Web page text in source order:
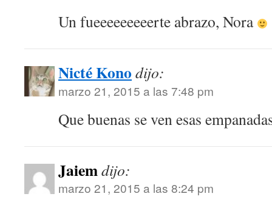
Un fueeeeeeeeerte abrazo, Nora
Nicté Kono dijo:
marzo 21, 2015 a las 7:48 pm
Que buenas se ven esas
Jaiemdijo:
marzo 21, 2015 a las 8:24 pm